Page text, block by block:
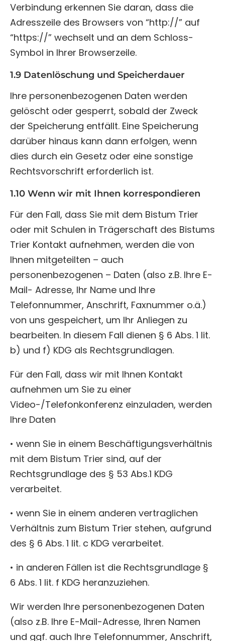
Verbindung erkennen Sie daran, dass die
Adresszeile des Browsers von “http://” auf
“https://” wechselt und an dem Schloss-
Symbol in Ihrer Browserzeile.
1.9 Datenlöschung und Speicherdauer
Ihre personenbezogenen Daten werden
gelöscht oder gesperrt, sobald der Zweck
der Speicherung entfällt. Eine Speicherung
darüber hinaus kann dann erfolgen, wenn
dies durch ein Gesetz oder eine sonstige
Rechtsvorschrift erforderlich ist.
1.10 Wenn wir mit Ihnen korrespondieren
Für den Fall, dass Sie mit dem Bistum Trier
oder mit Schulen in Trägerschaft des Bistums
Trier Kontakt aufnehmen, werden die von
Ihnen mitgeteilten – auch
personenbezogenen – Daten (also z.B. Ihre E-
Mail- Adresse, Ihr Name und Ihre
Telefonnummer, Anschrift, Faxnummer o.ä.)
von uns gespeichert, um Ihr Anliegen zu
bearbeiten. In diesem Fall dienen § 6 Abs. 1 lit.
b) und f) KDG als Rechtsgrundlagen.
Für den Fall, dass wir mit Ihnen Kontakt
aufnehmen um Sie zu einer
Video-/Telefonkonferenz einzuladen, werden
Ihre Daten
• wenn Sie in einem Beschäftigungsverhältnis
mit dem Bistum Trier sind, auf der
Rechtsgrundlage des § 53 Abs.1 KDG
verarbeitet.
• wenn Sie in einem anderen vertraglichen
Verhältnis zum Bistum Trier stehen, aufgrund
des § 6 Abs. 1 lit. c KDG verarbeitet.
• in anderen Fällen ist die Rechtsgrundlage §
6 Abs. 1 lit. f KDG heranzuziehen.
Wir werden Ihre personenbezogenen Daten
(also z.B. Ihre E-Mail-Adresse, Ihren Namen
und ggf. auch Ihre Telefonnummer, Anschrift,